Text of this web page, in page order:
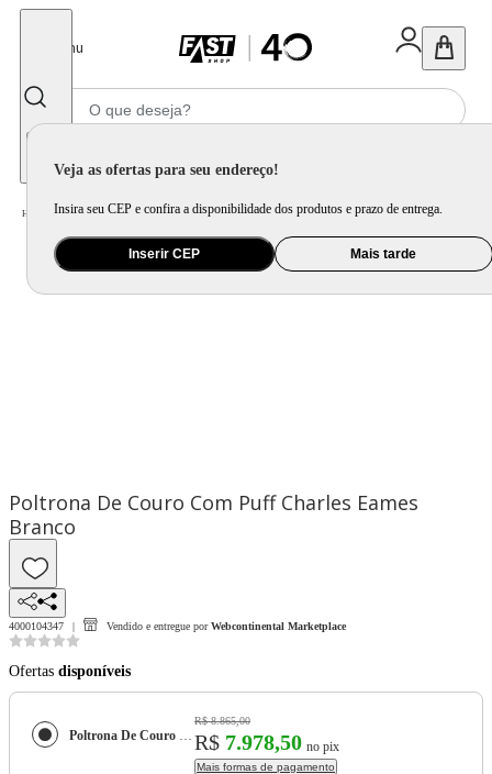
Menu
Veja as ofertas para seu endereço!
Insira seu CEP e confira a disponibilidade dos produtos e prazo de entrega.
Inserir CEP Mais tarde
Home Móveis e Decoração / Móveis para Sala de Estar / Poltrona e Puff
Poltrona De Couro Com Puff Charles Eames
Branco
4000104347 Vendido e entregue por Webcontinental Marketplace
Ofertas disponíveis
Poltrona De Couro Com Puff Charles Eames Branco
R$ 8.865,00
R$ 7.978,50 no pix
Mais formas de pagamento